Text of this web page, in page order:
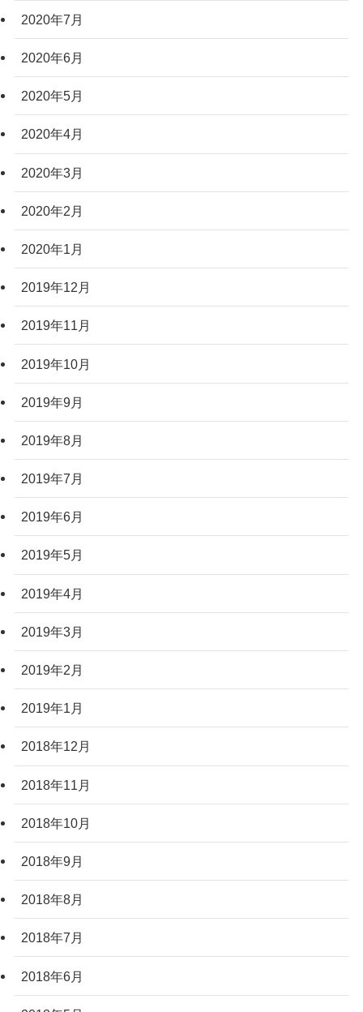
2020年7月
2020年6月
2020年5月
2020年4月
2020年3月
2020年2月
2020年1月
2019年12月
2019年11月
2019年10月
2019年9月
2019年8月
2019年7月
2019年6月
2019年5月
2019年4月
2019年3月
2019年2月
2019年1月
2018年12月
2018年11月
2018年10月
2018年9月
2018年8月
2018年7月
2018年6月